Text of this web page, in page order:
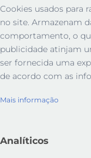
Cookies usados ​​para
no site. Armazenam
comportamento, o
publicidade atinjam
ser fornecida uma
de acordo com as
Mais informação
Analíticos